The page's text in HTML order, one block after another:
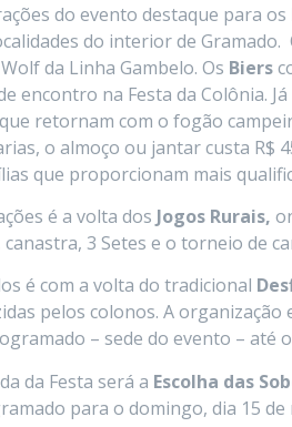
do evento destaque para os
do interior de Gramado.
da Linha Gambelo. Os Biers
encontro na Festa da Colônia. Já
retornam com o fogão
o almoço ou jantar custa R$
que proporcionam mais
é a volta dos Jogos Rurais,
3 Setes e o torneio de
é com a volta do tradicional
pelos colonos. A organização
– sede do evento – até
da Festa será a Escolha das
para o domingo, dia 15